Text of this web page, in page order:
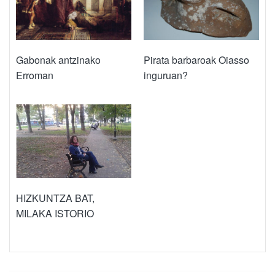
Gabonak antzinako
Erroman
Pirata barbaroak Oiasso
inguruan?
HIZKUNTZA BAT,
MILAKA ISTORIO